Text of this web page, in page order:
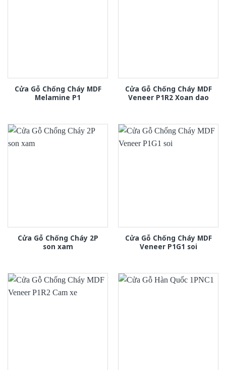
Cửa Gỗ Chống Cháy MDF
Melamine P1
Cửa Gỗ Chống Cháy MDF
Veneer P1R2 Xoan dao
Cửa Gỗ Chống Cháy 2P
son xam
Cửa Gỗ Chống Cháy MDF
Veneer P1G1 soi